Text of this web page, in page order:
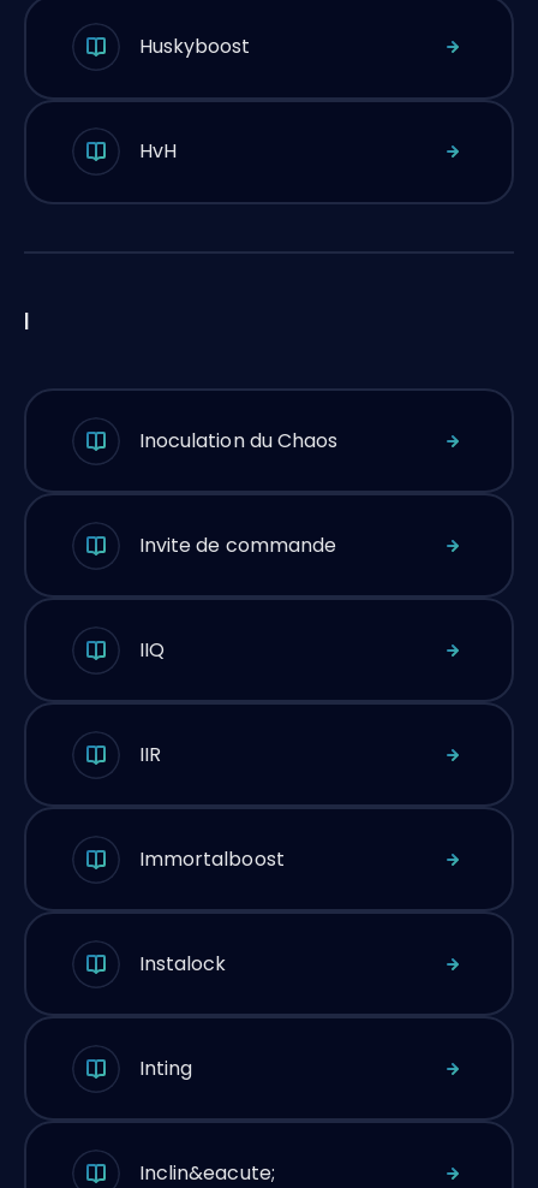
Huskyboost
HvH
I
Inoculation du Chaos
Invite de commande
IIQ
IIR
Immortalboost
Instalock
Inting
Inclin&eacute;